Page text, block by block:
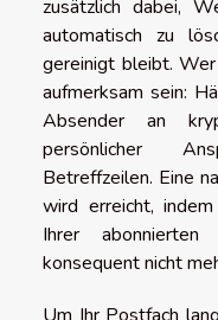
zusätzlich dabei,
automatisch zu
gereinigt bleibt.
aufmerksam sein:
Absender an
persönlicher
Betreffzeilen. Eine
wird erreicht,
Ihrer
konsequent nicht
Um Ihr Postfach